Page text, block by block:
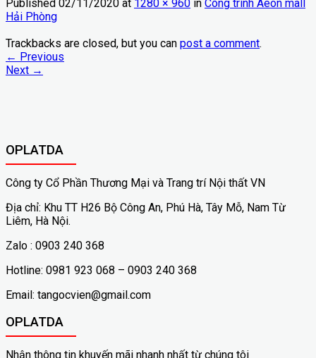
Published 02/11/2020 at 1280 × 960 in Công trình Aeon mall
Hải Phòng
Trackbacks are closed, but you can post a comment.
← Previous
Next →
OPLATDA
Công ty Cổ Phần Thương Mại và Trang trí Nội thất VN
Địa chỉ: Khu TT H26 Bộ Công An, Phú Hà, Tây Mỗ, Nam Từ
Liêm, Hà Nội.
Zalo : 0903 240 368
Hotline: 0981 923 068 – 0903 240 368
Email: tangocvien@gmail.com
OPLATDA
Nhận thông tin khuyến mãi nhanh nhất từ chúng tôi